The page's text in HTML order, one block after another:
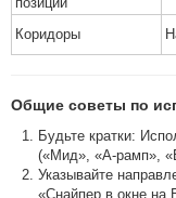
Коридоры
Общие советы по
Будьте кратки:
(«Мид», «А-рамп»,
Указывайте
«Снайпер в окне на